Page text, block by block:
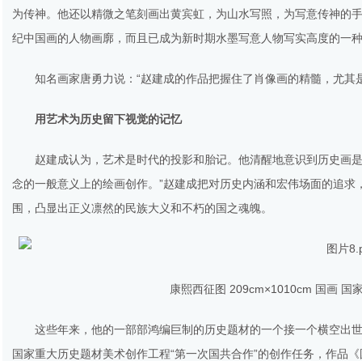
为传神。他还以精微之笔刻画出黄宾虹，为山水写照，为写意传神
纪中国画的人物画廓，而且已成为新时期水墨写意人物写实高度的一
知名画家唐勇力说：“赵建成的作品把握住了肖像画的精髓，尤
用艺术为历史留下视觉的记忆
赵建成认为，艺术是时代的投影和胎记。他清醒地意识到历史画
念的一般意义上的绘画创作。”赵建成把对历史内涵和宏伟场面的追
围，凸显出正义凛然的民族大义和不朽的国之魂魄。
康熙西征图 209cm×1010cm 国画 国
这些年来，他的一部部鸿编巨制的历史题材的一个接一个横空出
国家重大历史题材美术创作工程“第一次国共合作”的创作任务，作